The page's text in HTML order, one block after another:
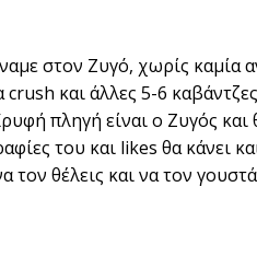
στον Ζυγό, χωρίς καμία
και άλλες 5-6
πληγή είναι ο Ζυγός και
του και likes θα κάνει
τον θέλεις και να τον